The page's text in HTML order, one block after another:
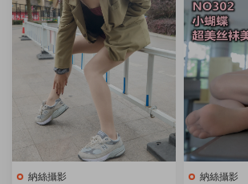
納絲攝影 納絲攝影